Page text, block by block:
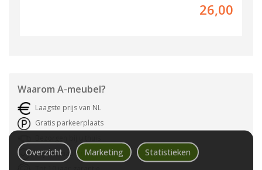
26,00
Waarom A-meubel?
Laagste prijs van NL
Gratis parkeerplaats
Wij bestaan sinds 1992!
Overzicht Marketing Statistieken